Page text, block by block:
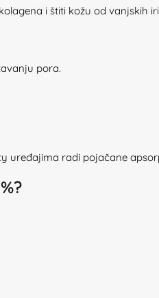
i štiti kožu od vanjskih
pora.
uređajima radi pojačane